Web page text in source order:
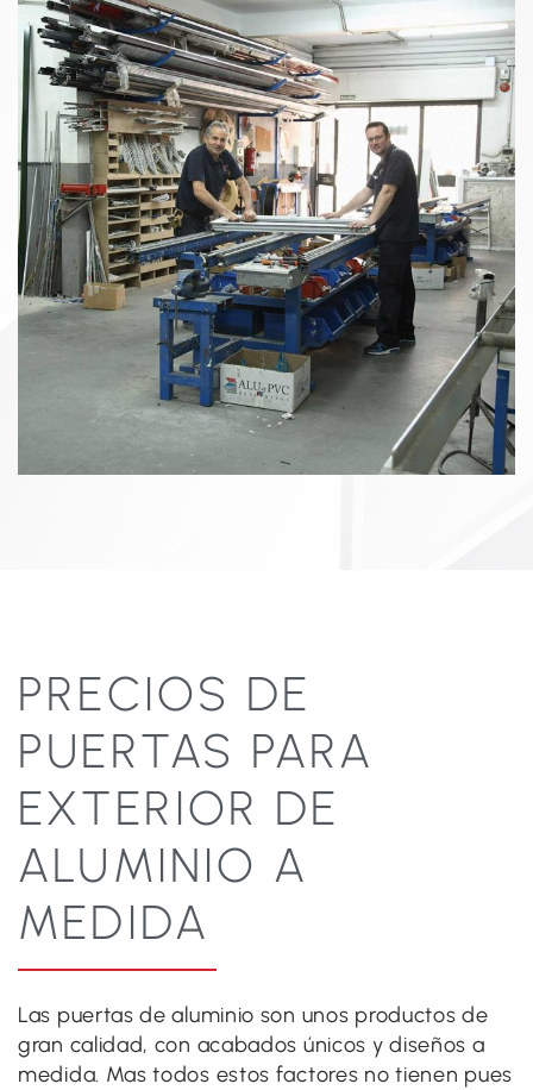
PRECIOS DE
PUERTAS PARA
EXTERIOR DE
ALUMINIO A
MEDIDA
Las puertas de aluminio son unos productos de
gran calidad, con acabados únicos y diseños a
medida. Mas todos estos factores no tienen pues